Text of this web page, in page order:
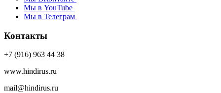
Мы в YouTube
Мы в Телеграм
Контакты
+7 (916) 963 44 38
www.hindirus.ru
mail@hindirus.ru